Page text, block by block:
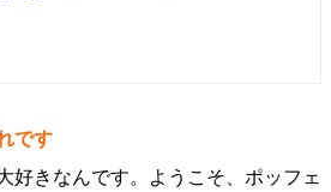
です
好きなんです。ようこそ、ポッフェ